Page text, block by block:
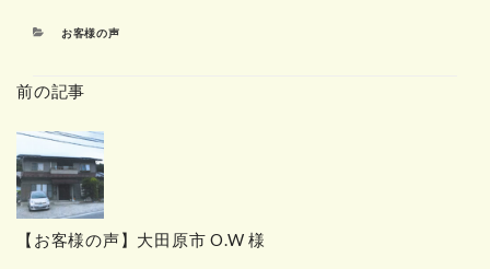
カ
リ
お客様の声
前の記事
【お客様の声】大田原市 O.W 様